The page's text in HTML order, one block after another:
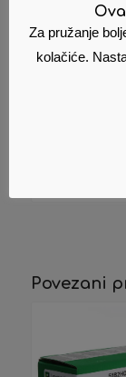
Lexmark
originalni
70C2HKE
Povezani
Za pružanje
kolačiće.